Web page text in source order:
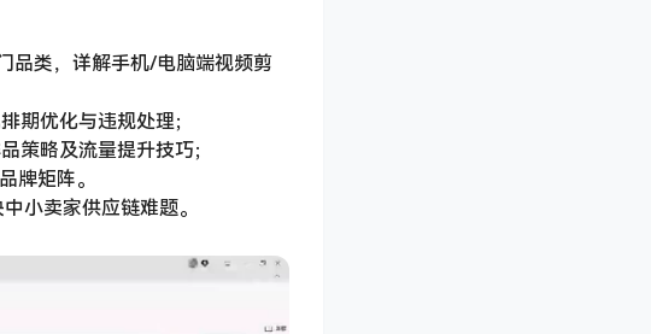
品类，详解手机/电脑端视频剪
期优化与违规处理；
策略及流量提升技巧；
牌矩阵。
小卖家供应链难题。